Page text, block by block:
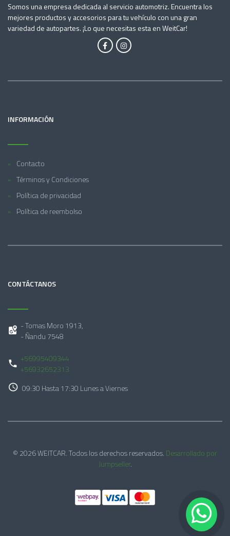
Somos una empresa dedicada al servicio automotriz. Encuentra los
mejores productos y accesorios para tu vehículo con una gran
variedad de autopartes. ¡Lo que necesitas esta en WeitCar!
INFORMACIÓN
Contacto
Términos y Condiciones
Política de privacidad
Política de reembolso
CONTÁCTANOS
- Tomas Moro 1913,
- Ñandu 7548
+56995409344
+56932652313
09:30 Hasta 17:30 Lunes a Viernes
© 2026 WEITCAR. Todos los derechos reservados. Desarrollado por
Jumpseller.